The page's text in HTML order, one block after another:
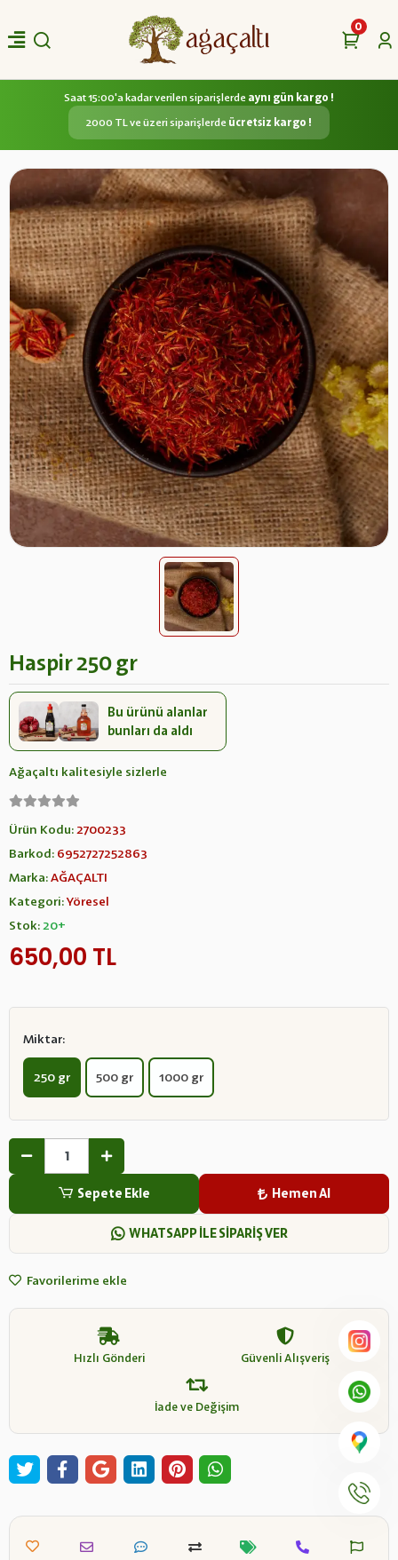
0
Saat 15:00'a kadar verilen siparişlerde aynı gün kargo !
2000 TL ve üzeri siparişlerde ücretsiz kargo !
Haspir 250 gr
Bu ürünü alanlar
bunları da aldı
Ağaçaltı kalitesiyle sizlerle
Ürün Kodu:2700233
Barkod: 6952727252863
Marka:AĞAÇALTI
Kategori:Yöresel
Stok:20+
650,00 TL
Miktar:
250 gr 500 gr 1000 gr
Sepete Ekle Hemen Al
WHATSAPP İLE SİPARİŞ VER
Favorilerime ekle
Hızlı Gönderi Güvenli Alışveriş
İade ve Değişim